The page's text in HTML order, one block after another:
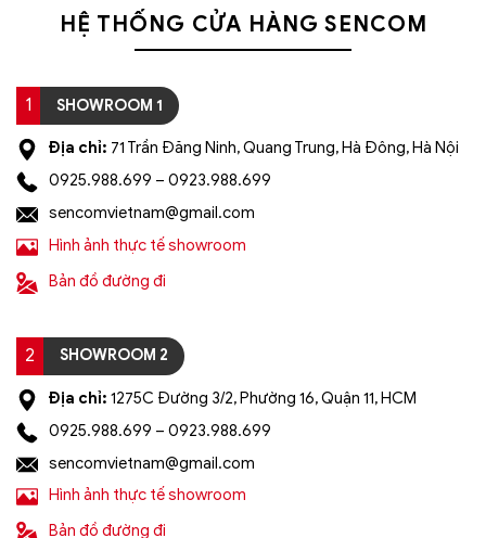
HỆ THỐNG CỬA HÀNG SENCOM
1 SHOWROOM 1
Địa chỉ: 71 Trần Đăng Ninh, Quang Trung, Hà Đông, Hà Nội
0925.988.699 – 0923.988.699
sencomvietnam@gmail.com
Hình ảnh thực tế showroom
Bản đồ đường đi
2 SHOWROOM 2
Địa chỉ: 1275C Đường 3/2, Phường 16, Quận 11, HCM
0925.988.699 – 0923.988.699
sencomvietnam@gmail.com
Hình ảnh thực tế showroom
Bản đồ đường đi